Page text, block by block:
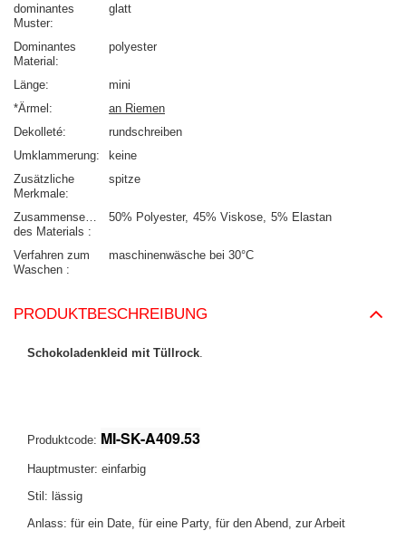
dominantes
Muster
glatt
Dominantes
Material
polyester
Länge
mini
*Ärmel
an Riemen
Dekolleté
rundschreiben
Umklammerung
keine
Zusätzliche
Merkmale
spitze
Zusammensetzung
des Materials
50% Polyester 45% Viskose 5% Elastan
Verfahren zum
Waschen
maschinenwäsche bei 30°C
PRODUKTBESCHREIBUNG
Schokoladenkleid mit Tüllrock
Produktcode: MI-SK-A409.53
Hauptmuster: einfarbig
Stil: lässig
Anlass: für ein Date, für eine Party, für den Abend, zur Arbeit